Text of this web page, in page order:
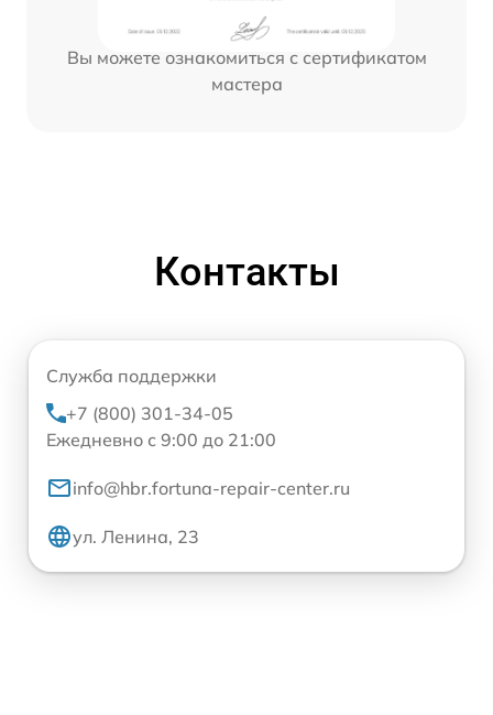
Вы можете ознакомиться с сертификатом
мастера
Контакты
Служба поддержки
+7 (800) 301-34-05
Ежедневно с 9:00 до 21:00
info@hbr.fortuna-repair-center.ru
ул. Ленина, 23